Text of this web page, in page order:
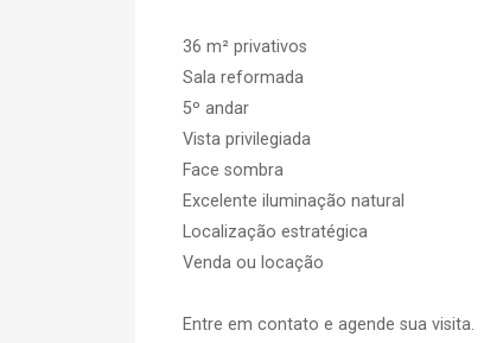
36 m² privativos
Sala reformada
5º andar
Vista privilegiada
Face sombra
Excelente iluminação natural
Localização estratégica
Venda ou locação
Entre em contato e agende sua visita.